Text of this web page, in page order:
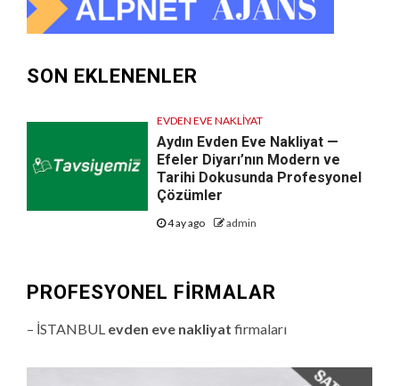
SON EKLENENLER
EVDEN EVE NAKLIYAT
Aydın Evden Eve Nakliyat —
Efeler Diyarı’nın Modern ve
Tarihi Dokusunda Profesyonel
Çözümler
4 ay ago admin
PROFESYONEL FIRMALAR
– İSTANBUL evden eve nakliyat firmaları